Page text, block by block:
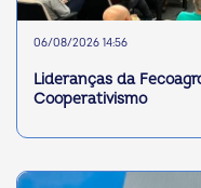
06/08/2026 14:56
Lideranças da
Cooperativismo